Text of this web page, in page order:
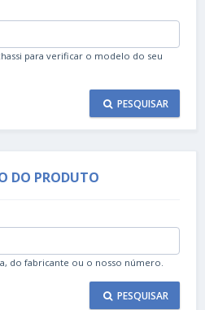
para verificar o modelo do seu
PESQUISAR
DO PRODUTO
do fabricante ou o nosso número.
PESQUISAR